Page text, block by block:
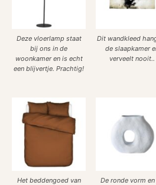
Deze vloerlamp staat
bij ons in de
woonkamer en is echt
een blijvertje. Prachtig!
Dit wandkleed
de slaapkamer
verveelt nooit..
Het beddengoed van
De ronde vorm